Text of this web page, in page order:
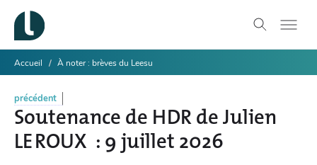
Accueil À noter : brèves du Leesu
précédent
Soutenance de HDR de Julien
LE ROUX : 9 juillet 2026